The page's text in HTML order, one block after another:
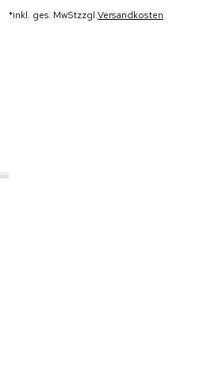
*inkl. ges. MwStzzgl.Versandkosten